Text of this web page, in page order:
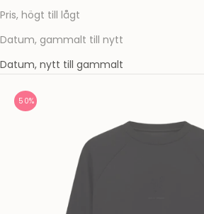
Pris, högt till lågt
Datum, gammalt till nytt
Datum, nytt till gammalt
50%